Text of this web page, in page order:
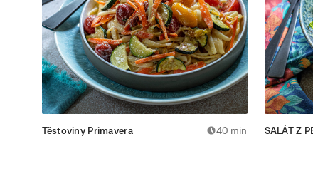
Těstoviny Primavera 40 min SALÁT Z